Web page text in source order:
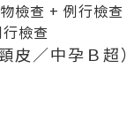
檢查 + 例行檢查
檢查
皮／中孕Ｂ超